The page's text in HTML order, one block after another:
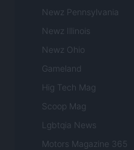
Newz Pennsylvania
Newz Illinois
Newz Ohio
Gameland
Hig Tech Mag
Scoop Mag
Lgbtqia News
Motors Magazine 365